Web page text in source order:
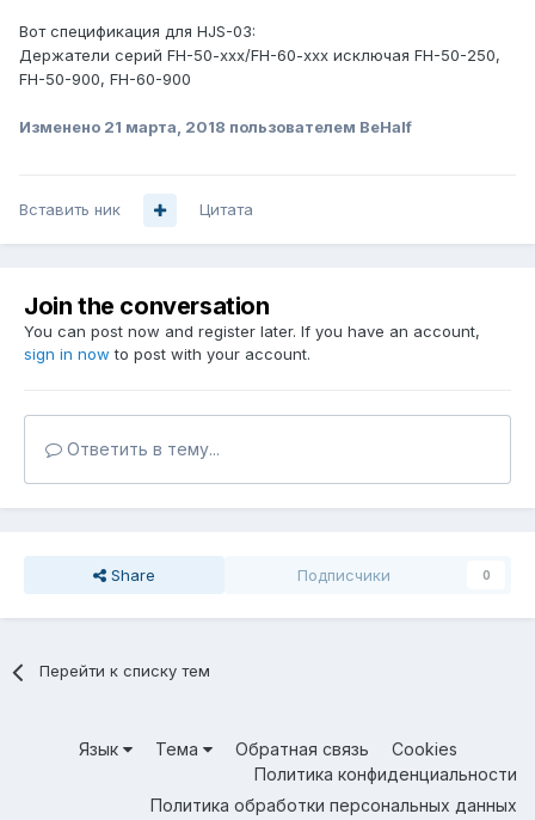
Вот спецификация для HJS-03:
Держатели серий FH-50-xxx/FH-60-xxx исключая FH-50-250,
FH-50-900, FH-60-900
Изменено 21 марта, 2018 пользователем BeHalf
Вставить ник Цитата
Join the conversation
You can post now and register later. If you have an account,
sign in now to post with your account.
Ответить в тему...
Share Подписчики 0
Перейти к списку тем
Язык Тема Обратная связь
Cookies
Политика конфиденциальности
Политика обработки персональных данных